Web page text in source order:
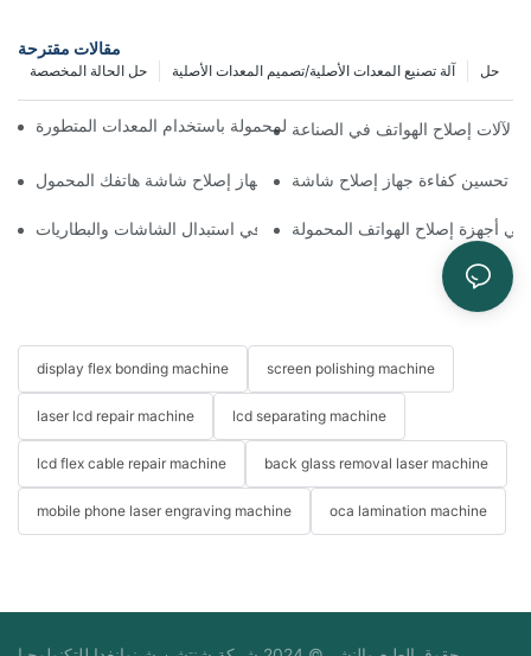
مقالات مقترحة
حل آلة تصنيع المعدات الأصلية/تصميم المعدات الأصلية حل الحالة المخصصة
تحسين سير عمل إصلاح الهواتف المحمولة باستخدام المعدات المتطورة
لآلات إصلاح الهواتف في الصناعة
اختيار الملحقات المناسبة لجهاز إصلاح شاشة هاتفك المحمول
استخدامات أجهزة إصلاح الهواتف في استبدال الشاشات والبطاريات
في أجهزة إصلاح الهواتف المحمولة
display flex bonding machine screen polishing machine
laser lcd repair machine lcd separating machine
lcd flex cable repair machine back glass removal laser machine
mobile phone laser engraving machine oca lamination machine